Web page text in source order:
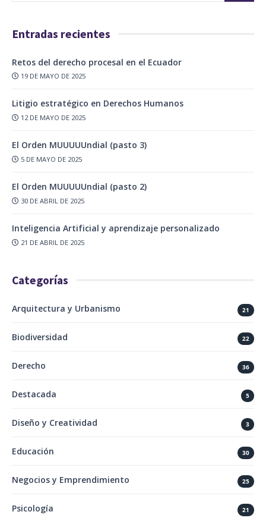
Entradas recientes
Retos del derecho procesal en el Ecuador
19 DE MAYO DE 2025
Litigio estratégico en Derechos Humanos
12 DE MAYO DE 2025
El Orden MUUUUUndial (pasto 3)
5 DE MAYO DE 2025
El Orden MUUUUUndial (pasto 2)
30 DE ABRIL DE 2025
Inteligencia Artificial y aprendizaje personalizado
21 DE ABRIL DE 2025
Categorías
Arquitectura y Urbanismo 21
Biodiversidad 22
Derecho 36
Destacada 5
Diseño y Creatividad 3
Educación 30
Negocios y Emprendimiento 25
Psicología 21